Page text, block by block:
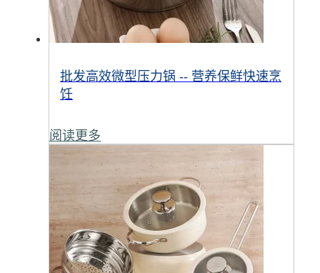
批发高效微型压力锅 -- 营养保鲜快速烹
饪
阅读更多